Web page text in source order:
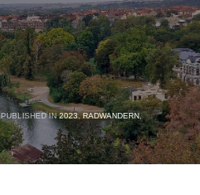
PUBLISHED IN2023,RADWANDERN,